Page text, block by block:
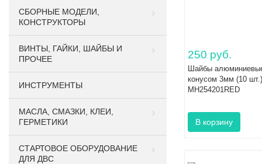
CБОРНЫЕ МОДЕЛИ,
КОНСТРУКТОРЫ
ВИНТЫ, ГАЙКИ, ШАЙБЫ И
ПРОЧЕЕ
ИНСТРУМЕНТЫ
МАСЛА, СМАЗКИ, КЛЕИ,
ГЕРМЕТИКИ
СТАРТОВОЕ ОБОРУДОВАНИЕ
ДЛЯ ДВС
250 руб.
Шайбы
конусом 3мм (10
MH254201RED